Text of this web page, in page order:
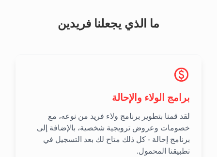
ما الذي يجعلنا فريدين
برامج الولاء والإحالة
لقد قمنا بتطوير برنامج ولاء فريد من نوعه، مع
خصومات وعروض ترويجية شخصية، بالإضافة إلى
برنامج إحالة - كل ذلك متاح لك بعد التسجيل في
تطبيقنا المحمول.